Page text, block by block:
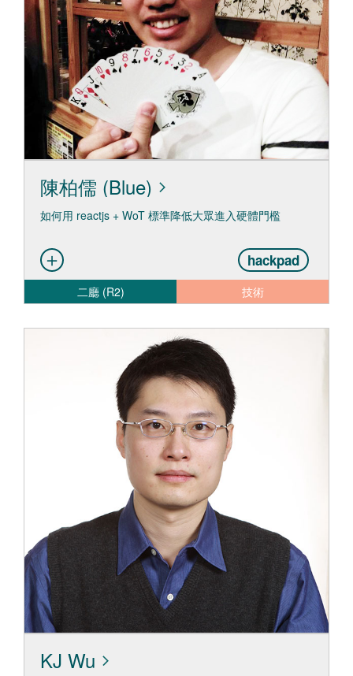
陳柏儒 (Blue)
如何用 reactjs + WoT 標準降低大眾進入硬體門檻
hackpad
二廳 (R2) 技術
KJ Wu